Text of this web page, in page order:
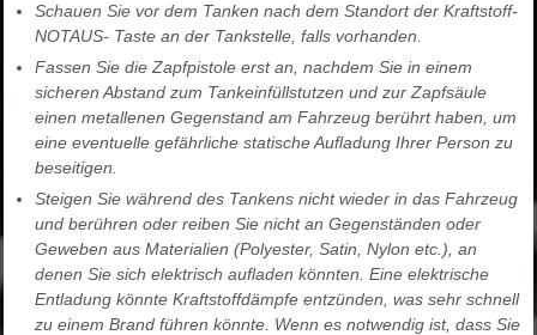
Schauen Sie vor dem Tanken nach dem Standort der Kraftstoff-
NOTAUS- Taste an der Tankstelle, falls vorhanden.
Fassen Sie die Zapfpistole erst an, nachdem Sie in einem
sicheren Abstand zum Tankeinfüllstutzen und zur Zapfsäule
einen metallenen Gegenstand am Fahrzeug berührt haben, um
eine eventuelle gefährliche statische Aufladung Ihrer Person zu
beseitigen.
Steigen Sie während des Tankens nicht wieder in das Fahrzeug
und berühren oder reiben Sie nicht an Gegenständen oder
Geweben aus Materialien (Polyester, Satin, Nylon etc.), an
denen Sie sich elektrisch aufladen könnten. Eine elektrische
Entladung könnte Kraftstoffdämpfe entzünden, was sehr schnell
zu einem Brand führen könnte. Wenn es notwendig ist, dass Sie